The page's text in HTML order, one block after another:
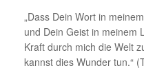
„Dass Dein Wort in
und Dein Geist in meinem
Kraft durch mich die Welt
kannst dies Wunder tun.“